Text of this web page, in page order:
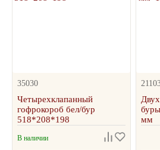
35030
Четырехклапанный
гофрокороб бел/бур
518*208*198
В наличии
мм